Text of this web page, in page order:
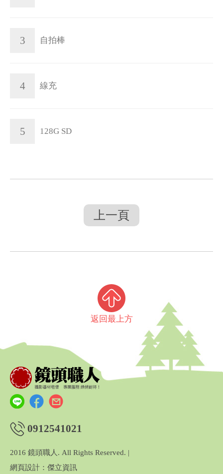
3 自拍棒
4 線充
5 128G SD
上一頁
返回最上方
0912541021
2016 鏡頭職人. All Rights Reserved. |
網頁設計：傑立資訊